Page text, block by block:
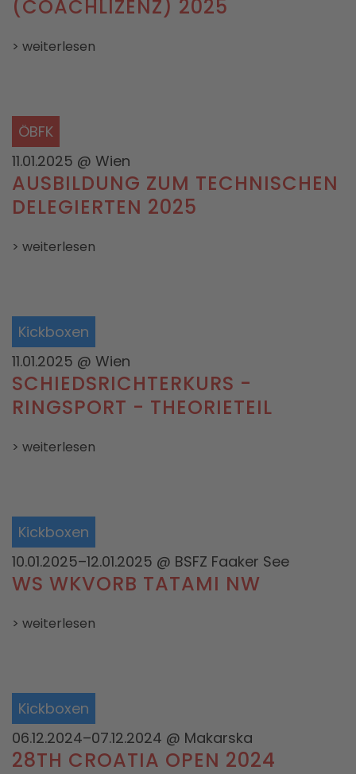
(COACHLIZENZ) 2025
> weiterlesen
ÖBFK
11.01.2025 @ Wien
AUSBILDUNG ZUM TECHNISCHEN
DELEGIERTEN 2025
> weiterlesen
Kickboxen
11.01.2025 @ Wien
SCHIEDSRICHTERKURS -
RINGSPORT - THEORIETEIL
> weiterlesen
Kickboxen
10.01.2025–12.01.2025 @ BSFZ Faaker See
WS WKVORB TATAMI NW
> weiterlesen
Kickboxen
06.12.2024–07.12.2024 @ Makarska
28TH CROATIA OPEN 2024